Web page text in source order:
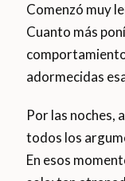
Comenzó muy
Cuanto más
adormecidas
Por las noches,
todos los
En esos